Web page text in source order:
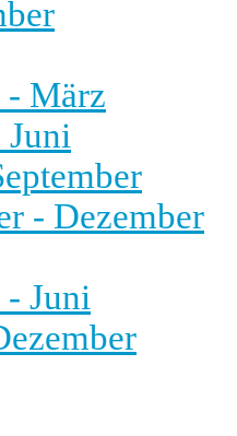
- März
- Dezember
- Juni